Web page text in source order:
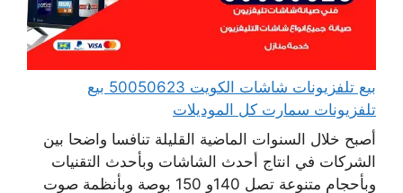
بيع تلفزيونات شاشات الكويت 50050623 بيع
تلفزيونات سمارت كل الموديلات
أصبح خلال السنوات الماضية القليلة تنافسا واضحا بين
الشركات في انتاج أحدث الشاشات وبأحدث التقنيات
وبأحجام متنوعة تصل 140و 150 بوصة وبأنظمة صوت